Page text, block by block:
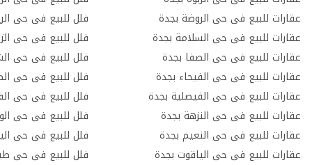
عقارات للبيع فى حى الروضة بجدة
عقارات للبيع فى حى السلامة بجدة
عقارات للبيع فى حى الصفا بجدة
عقارات للبيع فى حى الفيحاء بجدة
عقارات للبيع فى حى الفيصلية بجدة
عقارات للبيع فى حى النزهة بجدة
عقارات للبيع فى حى النعيم بجدة
عقارات للبيع فى حى الياقوت بجدة
فلل للبيع فى حى
فلل للبيع فى حى
فلل للبيع فى حى
فلل للبيع فى حى
فلل للبيع فى حى
فلل للبيع فى حى
فلل للبيع فى حى
فلل للبيع فى حى